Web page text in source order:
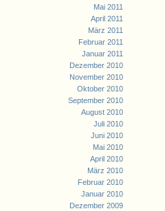
Mai 2011
April 2011
März 2011
Februar 2011
Januar 2011
Dezember 2010
November 2010
Oktober 2010
September 2010
August 2010
Juli 2010
Juni 2010
Mai 2010
April 2010
März 2010
Februar 2010
Januar 2010
Dezember 2009